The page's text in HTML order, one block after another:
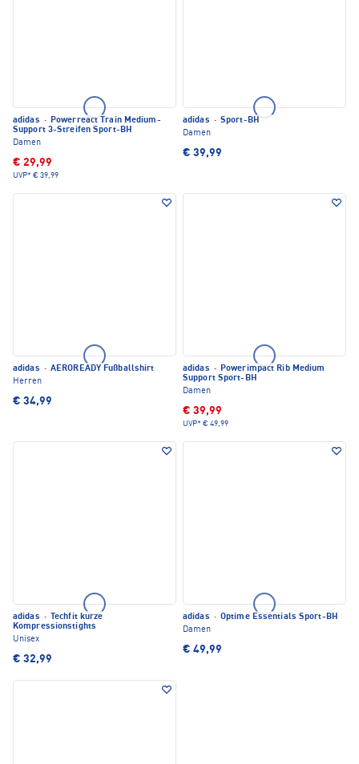
adidas · Powerreact Train Medium-
Support 3-Streifen Sport-BH
Damen
€ 29,99
UVP* € 39,99
adidas · Sport-BH
Damen
€ 39,99
adidas · AEROREADY Fußballshirt
Herren
€ 34,99
adidas · Powerimpact Rib Medium
Support Sport-BH
Damen
€ 39,99
UVP* € 49,99
adidas ·
Techfit kurze
Kompressionstights
Unisex
€ 32,99
adidas · Optime Essentials Sport-BH
Damen
€ 49,99